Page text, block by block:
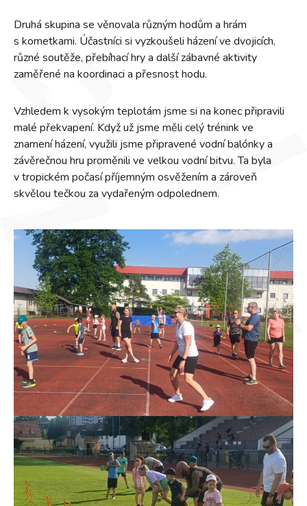
Druhá skupina se věnovala různým hodům a hrám
s kometkami. Účastníci si vyzkoušeli házení ve dvojicích,
různé soutěže, přebíhací hry a další zábavné aktivity
zaměřené na koordinaci a přesnost hodu.
Vzhledem k vysokým teplotám jsme si na konec připravili
malé překvapení. Když už jsme měli celý trénink ve
znamení házení, využili jsme připravené vodní balónky a
závěrečnou hru proměnili ve velkou vodní bitvu. Ta byla
v tropickém počasí příjemným osvěžením a zároveň
skvělou tečkou za vydařeným odpolednem.